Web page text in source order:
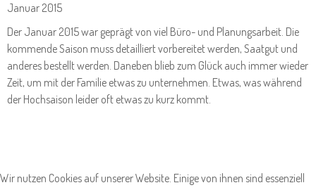
Januar 2015
Der Januar 2015 war geprägt von viel Büro- und Planungsarbeit. Die
kommende Saison muss detailliert vorbereitet werden, Saatgut und
anderes bestellt werden. Daneben blieb zum Glück auch immer wieder
Zeit, um mit der Familie etwas zu unternehmen. Etwas, was während
der Hochsaison leider oft etwas zu kurz kommt.
Wir nutzen Cookies auf unserer Website. Einige von ihnen sind essenziell